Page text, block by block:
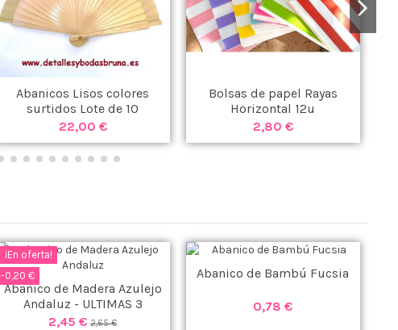
Abanicos Lisos colores
surtidos Lote de 10
unidades
22,00 €
Bolsas de papel Rayas
Horizontal 12u
2,80 €
¡En oferta!
-0,20 €
Abanico de Madera Azulejo
Andaluz - ULTIMAS 3
UNIDADES-
2,45 €2,65 €
Abanico de Bambú Fucsia
0,78 €